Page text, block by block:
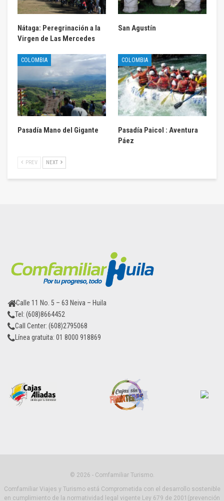
Nátaga: Peregrinación a la
Virgen de Las Mercedes
San Agustín
COLOMBIA
Pasadía Mano del Gigante
COLOMBIA
Pasadía Paicol : Aventura
Páez
PREV NEXT
Calle 11 No. 5 – 63 Neiva – Huila
Tel: (608)8664452
Call Center: (608)2795068
Línea gratuita: 01 8000 918869
© 2026 - Comfamiliar Turismo.
Comfamiliar Viajes y Turismo está Comprometida con el desarrollo sostenible
en cumplimiento de la normatividad legal vigente Ley 679 de 2001(prevención